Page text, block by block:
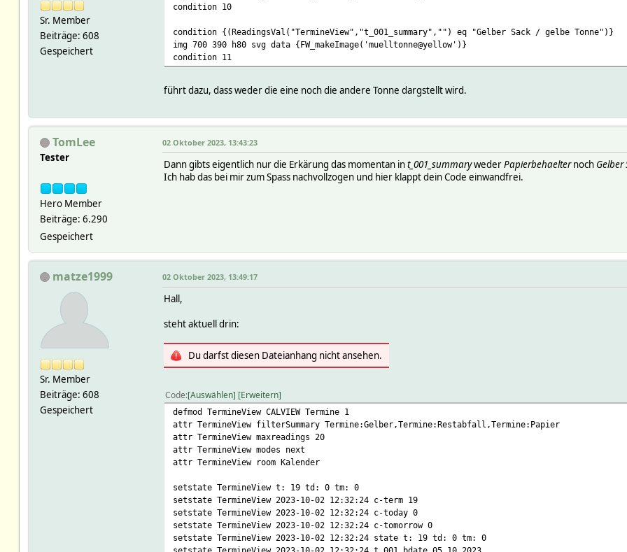
Sr. Member
Beiträge: 608
Gespeichert
condition 10
condition {(ReadingsVal("TermineView","t_001_summary","") eq "Gelber Sack / gelbe Tonne")}
img 700 390 h80 svg data {FW_makeImage('muelltonne@yellow')}
condition 11
führt dazu, dass weder die eine noch die andere Tonne dargstellt wird.
TomLee
Tester
Hero Member
Beiträge: 6.290
Gespeichert
02 Oktober 2023, 13:43:23
Dann gibts eigentlich nur die Erkärung das momentan int_001_summarywederPapierbehaelternoch Gelber
Ich hab das bei mir zum Spass nachvollzogen und hier klappt dein Code einwandfrei.
matze1999
Sr. Member
Beiträge: 608
Gespeichert
02 Oktober 2023, 13:49:17
Hall,
steht aktuell drin:
Du darfst diesen Dateianhang nicht ansehen.
Code Auswählen Erweitern
defmod TermineView CALVIEW Termine 1
attr TermineView filterSummary Termine:Gelber,Termine:Restabfall,Termine:Papier
attr TermineView maxreadings 20
attr TermineView modes next
attr TermineView room Kalender
setstate TermineView t: 19 td: 0 tm: 0
setstate TermineView 2023-10-02 12:32:24 c-term 19
setstate TermineView 2023-10-02 12:32:24 c-today 0
setstate TermineView 2023-10-02 12:32:24 c-tomorrow 0
setstate TermineView 2023-10-02 12:32:24 state t: 19 td: 0 tm: 0
setstate TermineView 2023-10-02 12:32:24 t_001_bdate 05.10.2023